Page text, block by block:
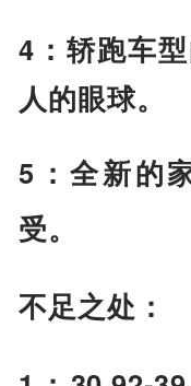
4：轿跑车
人的眼球。
5：全新的
受。
不足之处：